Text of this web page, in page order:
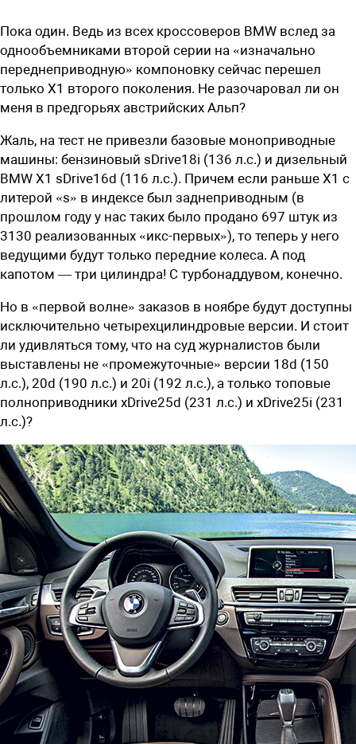
Пока один. Ведь из всех кроссоверов BMW вслед за
однообъемниками второй серии на «изначально
переднеприводную» компоновку сейчас перешел
только X1 второго поколения. Не разочаровал ли он
меня в предгорьях австрийских Альп?
Жаль, на тест не привезли базовые моноприводные
машины: бензиновый sDrive18i (136 л.с.) и дизельный
BMW X1 sDrive16d (116 л.с.). Причем если раньше X1 с
литерой «s» в индексе был заднеприводным (в
прошлом году у нас таких было продано 697 штук из
3130 реализованных «икс-первых»), то теперь у него
ведущими будут только передние колеса. А под
капотом — три цилиндра! С турбонаддувом, конечно.
Но в «первой волне» заказов в ноябре будут доступны
исключительно четырехцилиндровые версии. И стоит
ли удивляться тому, что на суд журналистов были
выставлены не «промежуточные» версии 18d (150
л.с.), 20d (190 л.с.) и 20i (192 л.с.), а только топовые
полноприводники xDrive25d (231 л.с.) и xDrive25i (231
л.с.)?